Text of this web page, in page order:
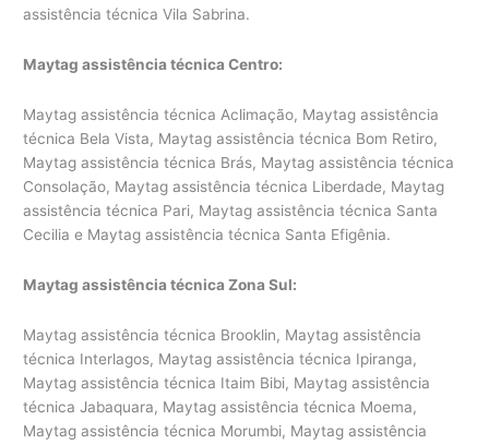
assistência técnica Vila Sabrina.
Maytag assistência técnica Centro:
Maytag assistência técnica Aclimação, Maytag assistência
técnica Bela Vista, Maytag assistência técnica Bom Retiro,
Maytag assistência técnica Brás, Maytag assistência técnica
Consolação, Maytag assistência técnica Liberdade, Maytag
assistência técnica Pari, Maytag assistência técnica Santa
Cecilia e Maytag assistência técnica Santa Efigênia.
Maytag assistência técnica Zona Sul:
Maytag assistência técnica Brooklin, Maytag assistência
técnica Interlagos, Maytag assistência técnica Ipiranga,
Maytag assistência técnica Itaim Bibi, Maytag assistência
técnica Jabaquara, Maytag assistência técnica Moema,
Maytag assistência técnica Morumbi, Maytag assistência